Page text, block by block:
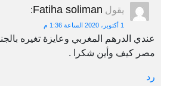
يقول Fatiha soliman
:
1 أكتوبر، 2020 الساعة 1:36 م
عندي الدرهم المغربي وعايزة تغيره
مصر كيف وأين شكرا .
رد